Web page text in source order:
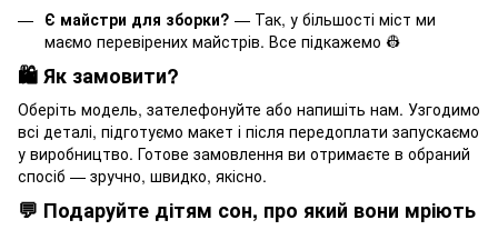
Є майстри для зборки? — Так, у більшості міст ми
маємо перевірених майстрів. Все підкажемо 👷
🛍️ Як замовити?
Оберіть модель, зателефонуйте або напишіть нам. Узгодимо
всі деталі, підготуємо макет і після передоплати запускаємо
у виробництво. Готове замовлення ви отримаєте в обраний
спосіб — зручно, швидко, якісно.
💬 Подаруйте дітям сон, про який вони мріють